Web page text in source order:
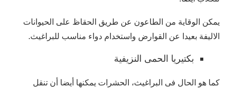
يمكن الوقاية من الطاعون عن طريق الحقاظ على الحيوانات
الاليفة بعيدا عن القوارض واستخدام دواء مناسب للبراغيث.
بكتيريا الحمى النزيفية
كما هو الحال فى البراغيث، الحشرات يمكنها أيضا أن تنقل